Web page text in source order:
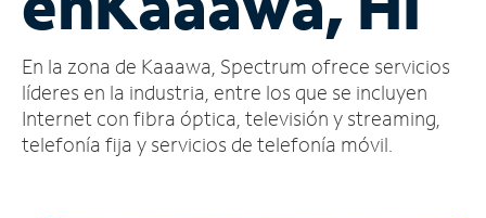
cuenta
Encuentra
una
tienda
En la zona de Kaaawa, Spectrum ofrece servicios
líderes en la industria, entre los que se incluyen
Internet con fibra óptica, televisión y streaming,
telefonía fija y servicios de telefonía móvil.